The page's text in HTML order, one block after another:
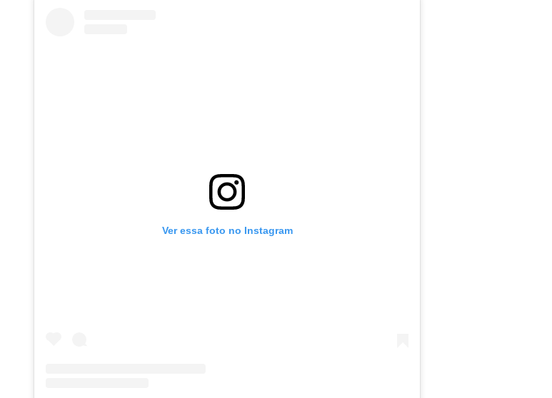
Ver essa foto no Instagram